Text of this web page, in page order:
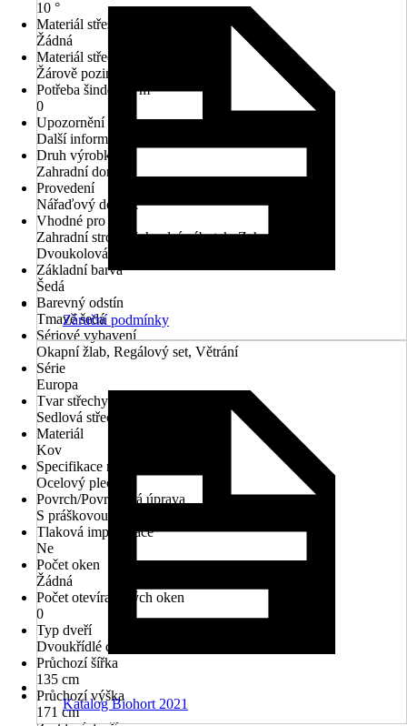
10 °
Materiál střešní krytiny
Žádná
Materiál střechy
Žárově pozinkované, Kov
Potřeba šindelů v m²
0
Upozornění
Další informace naleznete v datovém listu.
Druh výrobku
Zahradní domek
Provedení
Nářaďový domek
Vhodné pro
Zahradní stroje, Zahradní nábytek, Zahradní nářadí,
Dvoukolová vozidla
Základní barva
Šedá
Barevný odstín
Tmavě šedá
Sériové vybavení
Okapní žlab, Regálový set, Větrání
Série
Europa
Tvar střechy
Sedlová střecha
Materiál
Kov
Specifikace materiálu
Ocelový plech
Povrch/Povrchová úprava
S práškovou úpravou, Pozinkované
Tlaková impregnace
Ne
Počet oken
Žádná
Počet otevíratelných oken
0
Typ dveří
Dvoukřídlé dveře
Průchozí šířka
135 cm
Průchozí výška
171 cm
Záruční podmínky
Katalog Biohort 2021